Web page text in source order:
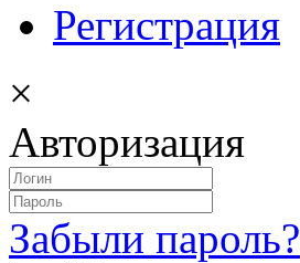
Регистрация
×
Авторизация
Забыли пароль?